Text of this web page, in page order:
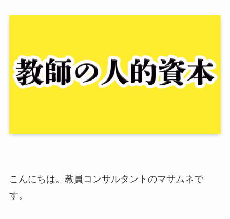
こんにちは。教員コンサルタントのマサムネで
す。